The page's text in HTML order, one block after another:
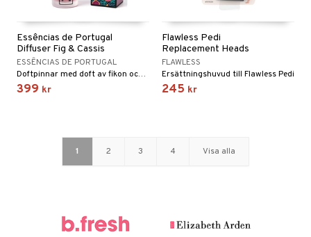
Essências de Portugal
Diffuser Fig & Cassis
ESSÊNCIAS DE PORTUGAL
Doftpinnar med doft av fikon och svarta vinbär.
399 kr
Flawless Pedi
Replacement Heads
FLAWLESS
Ersättningshuvud till Flawless Pedi
245 kr
1 2 3 4 Visa alla